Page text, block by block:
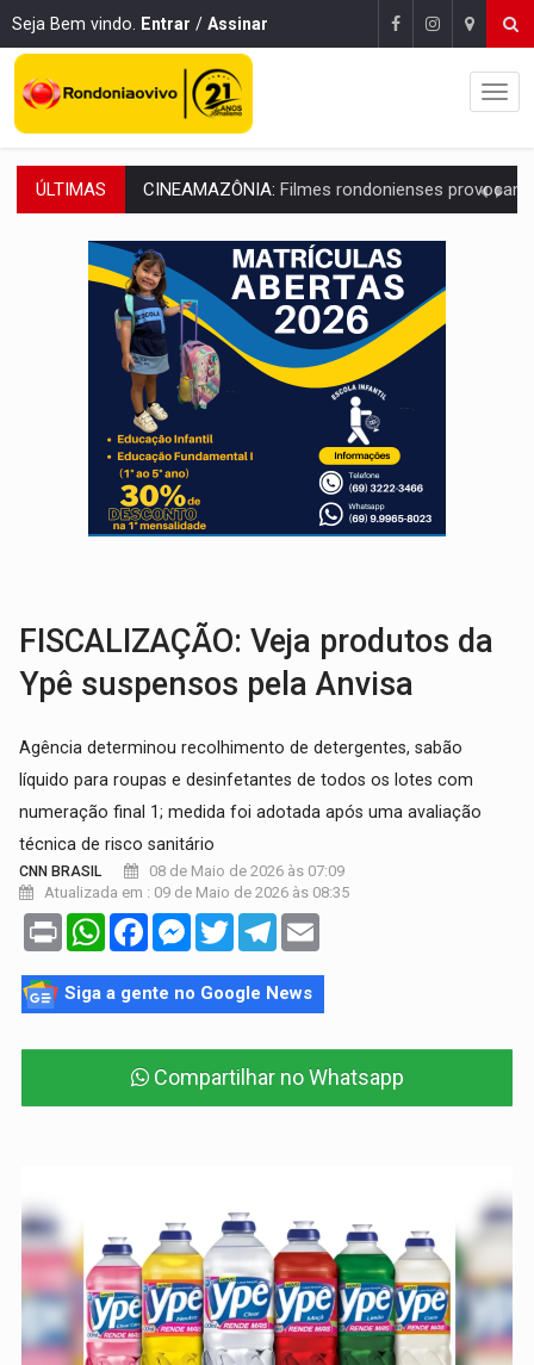
Seja Bem vindo. Entrar / Assinar
ÚLTIMAS CINEAMAZÔNIA: Filmes rondonienses provocam debate sobre temas
Publicação Legal:AVISO DE LICITAÇÃO: PREGÃO ELETRÔNICO Nº
RUA DAS PENHAS: MPRO promove intervenção artística pelos
PEDIDO DE PROVIDÊNCIA:Erosão ameaça acesso a bairros às margens do
ELEIÇÕES 2026:Policial candidato a deputado federal do PL declara
Publicação Legal: AVISO DE LICITAÇÃO: PREGÃO ELETRÔNICO N.°
NO CASTANHEIRA: Denúncia de 'tribunal do crime' leva PM a prender
NO FLAGRA: 'Churrasco' e comparsas do CV são presos com moto
SÃO PAULO:
FISCALIZAÇÃO: Veja produtos da
Ypê suspensos pela Anvisa
Agência determinou recolhimento de detergentes, sabão
líquido para roupas e desinfetantes de todos os lotes com
numeração final 1; medida foi adotada após uma avaliação
técnica de risco sanitário
CNN BRASIL
08 de Maio de 2026 às 07:09
Atualizada em : 09 de Maio de 2026 às 08:35
Print WhatsAppFacebookMessenger
TwitterTelegram
Siga a gente no Google News
Compartilhar no Whatsapp